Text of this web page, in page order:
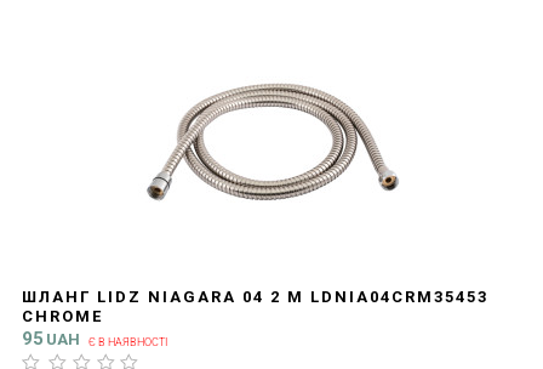
ШЛАНГ LIDZ NIAGARA 04 2 М LDNIA04CRM35453
CHROME
95 UAH Є В НАЯВНОСТІ